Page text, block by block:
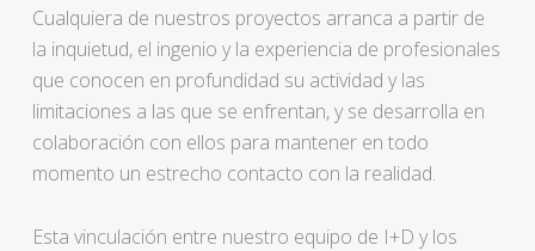
Cualquiera de nuestros proyectos arranca a partir de
la inquietud, el ingenio y la experiencia de profesionales
que conocen en profundidad su actividad y las
limitaciones a las que se enfrentan, y se desarrolla en
colaboración con ellos para mantener en todo
momento un estrecho contacto con la realidad.
Esta vinculación entre nuestro equipo de I+D y los